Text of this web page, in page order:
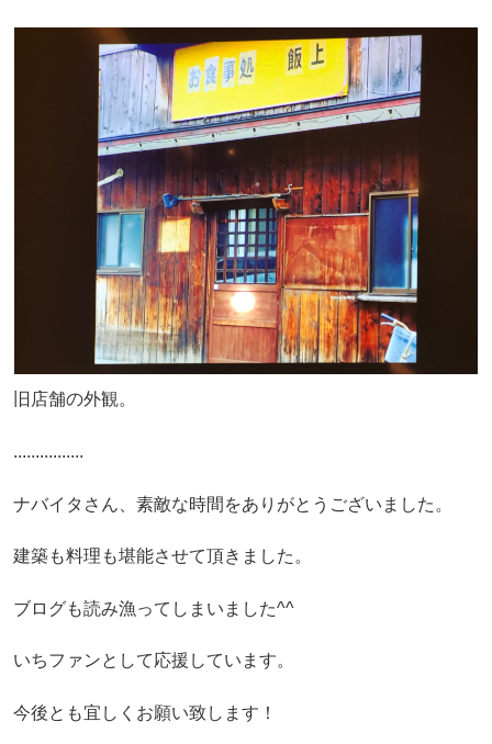
旧店舗の外観。
................
ナバイタさん、素敵な時間をありがとうございました。
建築も料理も堪能させて頂きました。
ブログも読み漁ってしまいました^^
いちファンとして応援しています。
今後とも宜しくお願い致します！